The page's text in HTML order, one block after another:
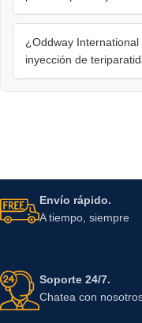
¿Oddway
inyección de
Envío rápido.
A tiempo, siempre
Soporte 24/7.
Chatea con